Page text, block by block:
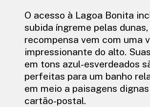
O acesso à Lagoa Bonita
subida íngreme pelas dunas,
recompensa vem com uma
impressionante do alto.
em tons azul-esverdeados
perfeitas para um banho
em meio a paisagens
cartão-postal.